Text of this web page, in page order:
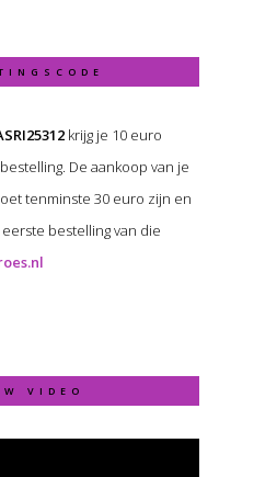
krijg je 10 euro
De aankoop van je
tenminste 30 euro zijn en
bestelling van die
VIDEO